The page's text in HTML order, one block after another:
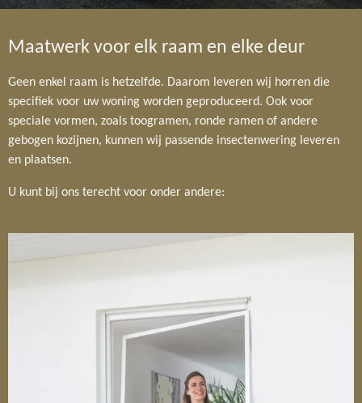
Maatwerk voor elk raam en elke deur
Geen enkel raam is hetzelfde. Daarom leveren wij horren die
specifiek voor uw woning worden geproduceerd. Ook voor
speciale vormen, zoals toogramen, ronde ramen of andere
gebogen kozijnen, kunnen wij passende insectenwering leveren
en plaatsen.
U kunt bij ons terecht voor onder andere: